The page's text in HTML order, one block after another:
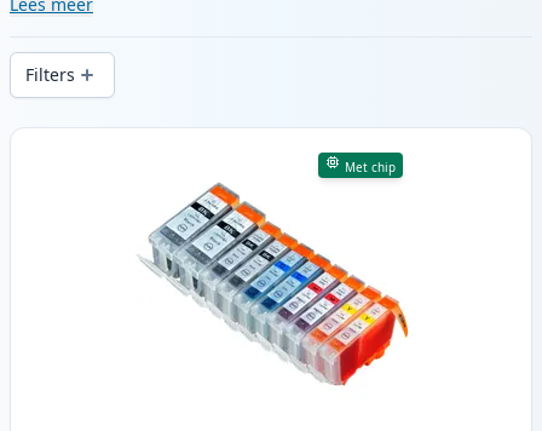
snelle levering vanuit lokale voorraad in .
Filters
Producten
Met chip